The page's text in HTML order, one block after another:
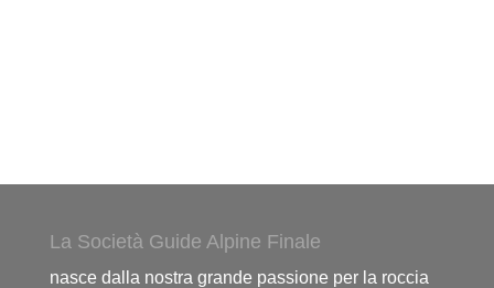
La Società Guide Alpine Finale
nasce dalla nostra grande passione per la roccia